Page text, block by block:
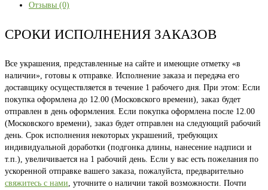
Отзывы (0)
СРОКИ ИСПОЛНЕНИЯ ЗАКАЗОВ
Все украшения, представленные на сайте и имеющие отметку «в
наличии», готовы к отправке. Исполнение заказа и передача его
доставщику осуществляется в течение 1 рабочего дня. При этом: Если
покупка оформлена до 12.00 (Московского времени), заказ будет
отправлен в день оформления. Если покупка оформлена после 12.00
(Московского времени), заказ будет отправлен на следующий рабочий
день. Срок исполнения некоторых украшений, требующих
индивидуальной доработки (подгонка длины, нанесение надписи и
т.п.), увеличивается на 1 рабочий день. Если у вас есть пожелания по
ускоренной отправке вашего заказа, пожалуйста, предварительно
свяжитесь с нами, уточните о наличии такой возможности. Почти